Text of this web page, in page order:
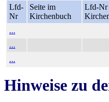
Lfd-
Nr
Seite im
Kirchenbuch
Lfd-Nr
...
...
...
Hinweise zu